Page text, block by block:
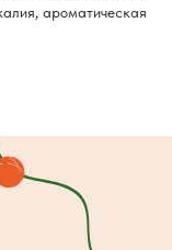
ароматическая